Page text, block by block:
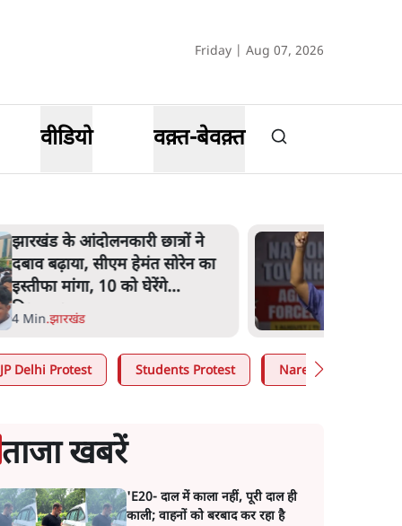
Friday | Aug 07, 2026
वीडियो वक़्त-बेवक़्त
झारखंड के आंदोलनकारी छात्रों ने
दबाव बढ़ाया, सीएम हेमंत सोरेन का
इस्तीफा मांगा, 10 को घेरेंगे
विधानसभा
4 Min.झारखंड
Delhi Protest Students Protest Narendra Modi
ताजा खबरें
'E20- दाल में काला नहीं, पूरी दाल ही
काली; वाहनों को बरबाद कर रहा है